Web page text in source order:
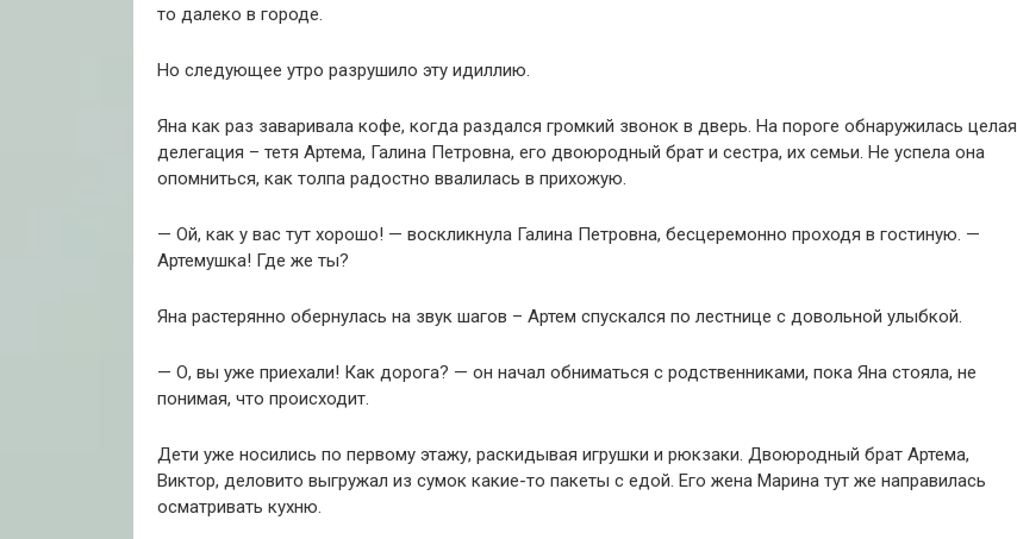
то далеко в городе.
Но следующее утро разрушило эту идиллию.
Яна как раз заваривала кофе, когда раздался громкий звонок в дверь. На пороге обнаружилась целая
делегация – тетя Артема, Галина Петровна, его двоюродный брат и сестра, их семьи. Не успела она
опомниться, как толпа радостно ввалилась в прихожую.
— Ой, как у вас тут хорошо! — воскликнула Галина Петровна, бесцеремонно проходя в гостиную. —
Артемушка! Где же ты?
Яна растерянно обернулась на звук шагов – Артем спускался по лестнице с довольной улыбкой.
— О, вы уже приехали! Как дорога? — он начал обниматься с родственниками, пока Яна стояла, не
понимая, что происходит.
Дети уже носились по первому этажу, раскидывая игрушки и рюкзаки. Двоюродный брат Артема,
Виктор, деловито выгружал из сумок какие-то пакеты с едой. Его жена Марина тут же направилась
осматривать кухню.